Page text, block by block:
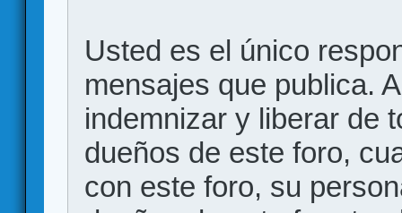
Usted es el único
mensajes que publica.
indemnizar y liberar de
dueños de este foro,
con este foro, su